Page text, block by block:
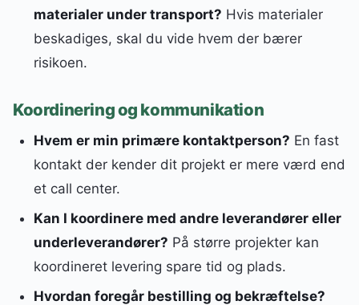
materialer under transport? Hvis materialer
beskadiges, skal du vide hvem der bærer
risikoen.
Koordinering og kommunikation
Hvem er min primære kontaktperson? En fast
kontakt der kender dit projekt er mere værd end
et call center.
Kan I koordinere med andre leverandører eller
underleverandører? På større projekter kan
koordineret levering spare tid og plads.
Hvordan foregår bestilling og bekræftelse?